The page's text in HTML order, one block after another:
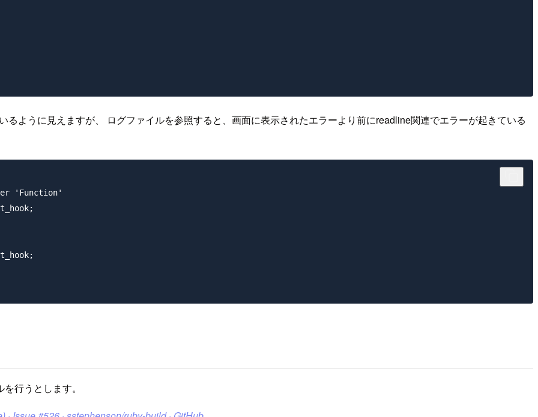
ように見えますが、 ログファイルを参照すると、画面に表示されたエラーより前にreadline関連でエラーが起きている
'Function'
行うとします。